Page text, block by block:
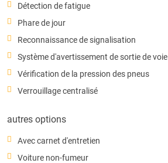
Détection de fatigue
Phare de jour
Reconnaissance de signalisation
Système d'avertissement de sortie de voie
Vérification de la pression des pneus
Verrouillage centralisé
autres options
Avec carnet d'entretien
Voiture non-fumeur